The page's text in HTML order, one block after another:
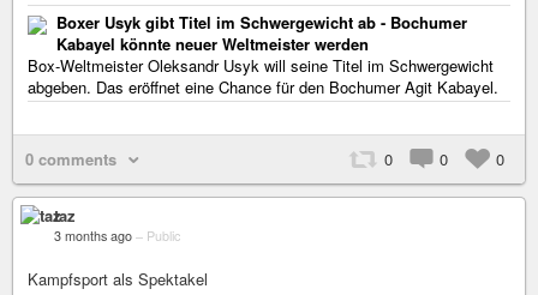
Boxer Usyk gibt Titel im Schwergewicht ab - Bochumer
Kabayel könnte neuer Weltmeister werden
Box-Weltmeister Oleksandr Usyk will seine Titel im Schwergewicht
abgeben. Das eröffnet eine Chance für den Bochumer Agit Kabayel.
0 comments 0 0 0
taz
3 months ago – Public
Kampfsport als Spektakel